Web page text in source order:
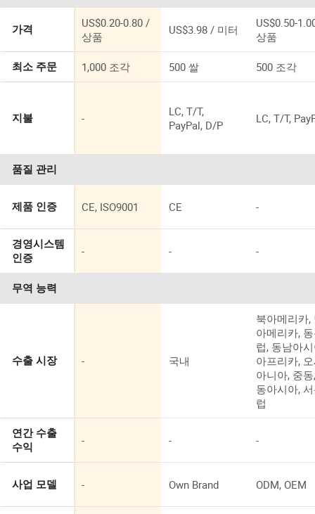
가격
US$0.20-0.80 /
상품
US$3.98 / 미터
US$0.50-
상품
최소 주문 1,000 조각 500 쌀 500 조각
지불 -
LC, T/T,
PayPal, D/P
LC, T/T,
품질 관리
제품 인증 CE, ISO9001 CE -
경영시스템
인증
- - -
무역 능력
수출 시장 - 국내
북아메리카,
아메리카,
럽, 동남아
아프리카,
아니아, 중
동아시아,
럽
연간 수출
수익
- - -
사업 모델 - Own Brand ODM, OEM